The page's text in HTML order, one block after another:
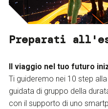
Preparati
Il viaggio nel tuo futuro
Ti guideremo nei 10 step
guidata di gruppo della
con il supporto di uno